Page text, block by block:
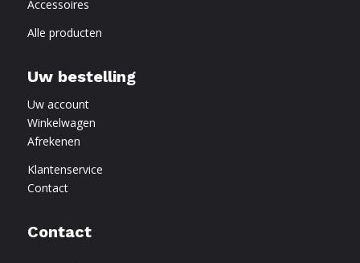
Accessoires
Alle producten
Uw bestelling
Uw account
Winkelwagen
Afrekenen
Klantenservice
Contact
Contact